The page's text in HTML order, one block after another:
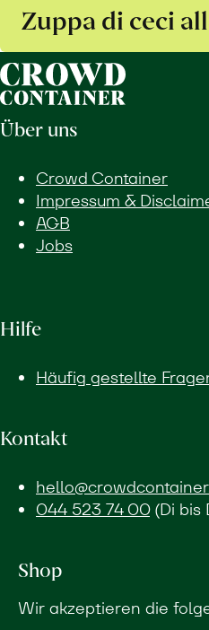
Zuppa di ceci
Über uns
Crowd Container
Impressum &
AGB
Jobs
Hilfe
Häufig gestellte
Kontakt
044 523 74 00(Di bis
Shop
Wir akzeptieren die